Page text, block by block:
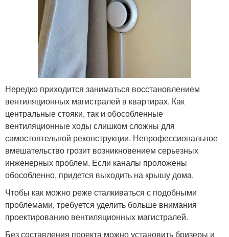
Нередко приходится заниматься восстановлением
вентиляционных магистралей в квартирах. Как
центральные стояки, так и обособленные
вентиляционные ходы слишком сложны для
самостоятельной реконструкции. Непрофессиональное
вмешательство грозит возникновением серьезных
инженерных проблем. Если каналы проложены
обособленно, придется выходить на крышу дома.
Чтобы как можно реже сталкиваться с подобными
проблемами, требуется уделить больше внимания
проектированию вентиляционных магистралей.
Без составления проекта можно установить бризеры и